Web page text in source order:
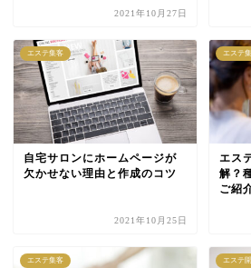
2021年10月27日
エステ集客
自宅サロンにホームページが
欠かせない理由と作成のコツ
2021年10月25日
エステ
エス
解？
ご紹
エステ集客 エステ